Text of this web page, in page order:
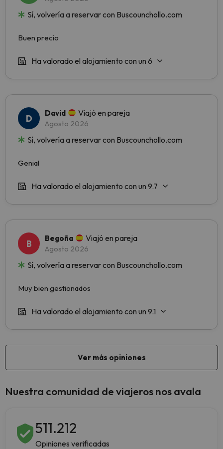
Nuestra comunidad de viajeros nos avala
511.212
Opiniones verificadas